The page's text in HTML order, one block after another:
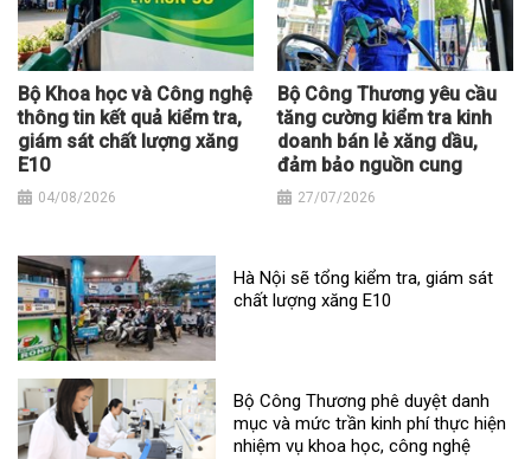
Bộ Khoa học và Công nghệ
thông tin kết quả kiểm tra,
giám sát chất lượng xăng
E10
04/08/2026
Bộ Công Thương yêu cầu
tăng cường kiểm tra kinh
doanh bán lẻ xăng dầu,
đảm bảo nguồn cung
27/07/2026
Hà Nội sẽ tổng kiểm tra, giám sát
chất lượng xăng E10
Bộ Công Thương phê duyệt danh
mục và mức trần kinh phí thực hiện
nhiệm vụ khoa học, công nghệ